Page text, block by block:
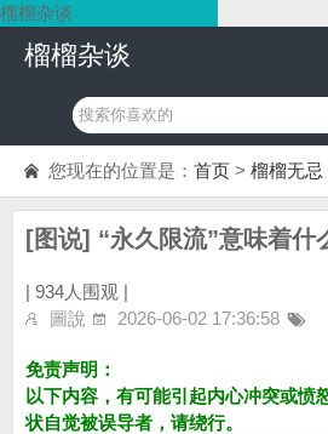
榴榴杂谈
榴榴杂谈
您现在的位置是： 首页 > 榴榴无忌
[图说] “永久限流”意味着什
| 934人围观 |
圖說
2026-06-02 17:36:58
免责声明：
以下内容，有可能引起内心冲突或愤
状自觉被误导者，请绕行。